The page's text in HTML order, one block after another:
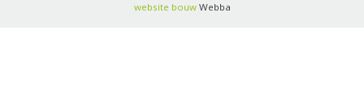
website bouwWebba